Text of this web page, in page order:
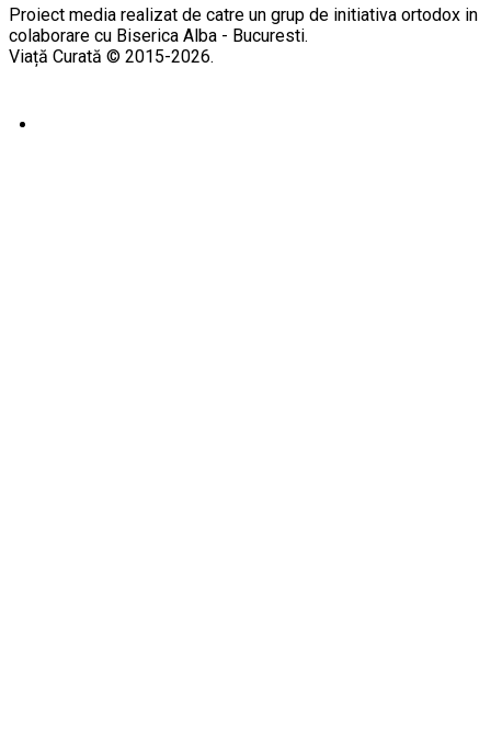
Proiect media realizat de catre un grup de initiativa ortodox in
colaborare cu Biserica Alba - Bucuresti.
Viață Curată © 2015-2026.